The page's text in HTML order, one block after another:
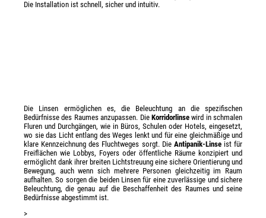
Die Installation ist schnell, sicher und intuitiv.
Die Linsen ermöglichen es, die Beleuchtung an die spezifischen
Bedürfnisse des Raumes anzupassen. Die Korridorlinsewird in schmalen
Fluren und Durchgängen, wie in Büros, Schulen oder Hotels, eingesetzt,
wo sie das Licht entlang des Weges lenkt und für eine gleichmäßige und
klare Kennzeichnung des Fluchtweges sorgt. Die Antipanik-Linseist für
Freiflächen wie Lobbys, Foyers oder öffentliche Räume konzipiert und
ermöglicht dank ihrer breiten Lichtstreuung eine sichere Orientierung und
Bewegung, auch wenn sich mehrere Personen gleichzeitig im Raum
aufhalten. So sorgen die beiden Linsen für eine zuverlässige und sichere
Beleuchtung, die genau auf die Beschaffenheit des Raumes und seine
Bedürfnisse abgestimmt ist.
>